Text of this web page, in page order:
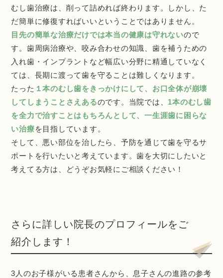
むし歯治療は、削って詰めれば終わります。しかし、た
だ簡単に修復すればいいということではありません。
目先の簡単な治療だけでは本当の健康は守れないので
す。歯周病治療や、咬み合わせの知識、歯を補うための
入れ歯・インプラントなど幅広い分野に精通していなく
ては、長期に渡って歯を守ることは難しくなります。
たった １本のむし歯をきっかけにして、お口全体が崩壊
してしまうことさえあるのです。当院では、 1本のむし歯
を全力で治すことはもちろんとして、一生涯歯に困らな
い治療を目指しています。
そして、悪い部位を治したら、予防を通じて歯を守るサ
ポートを行いたいと考えています。歯を大切にしたいと
考えてる方は、どうぞお気軽にご相談ください！
さらに詳しい院長のプロフィールをご
紹介します！
3人のお子様がいる患者さんから、息子さんの進路の参考